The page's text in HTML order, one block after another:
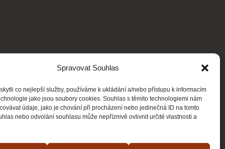
Spravovat Souhlas
co nejlepší služby, používáme k ukládání a/nebo přístupu k informacím
jako jsou soubory cookies. Souhlas s těmito technologiemi nám
údaje, jako je chování při procházení nebo jedinečná ID na tomto
nebo odvolání souhlasu může nepříznivě ovlivnit určité vlastnosti a